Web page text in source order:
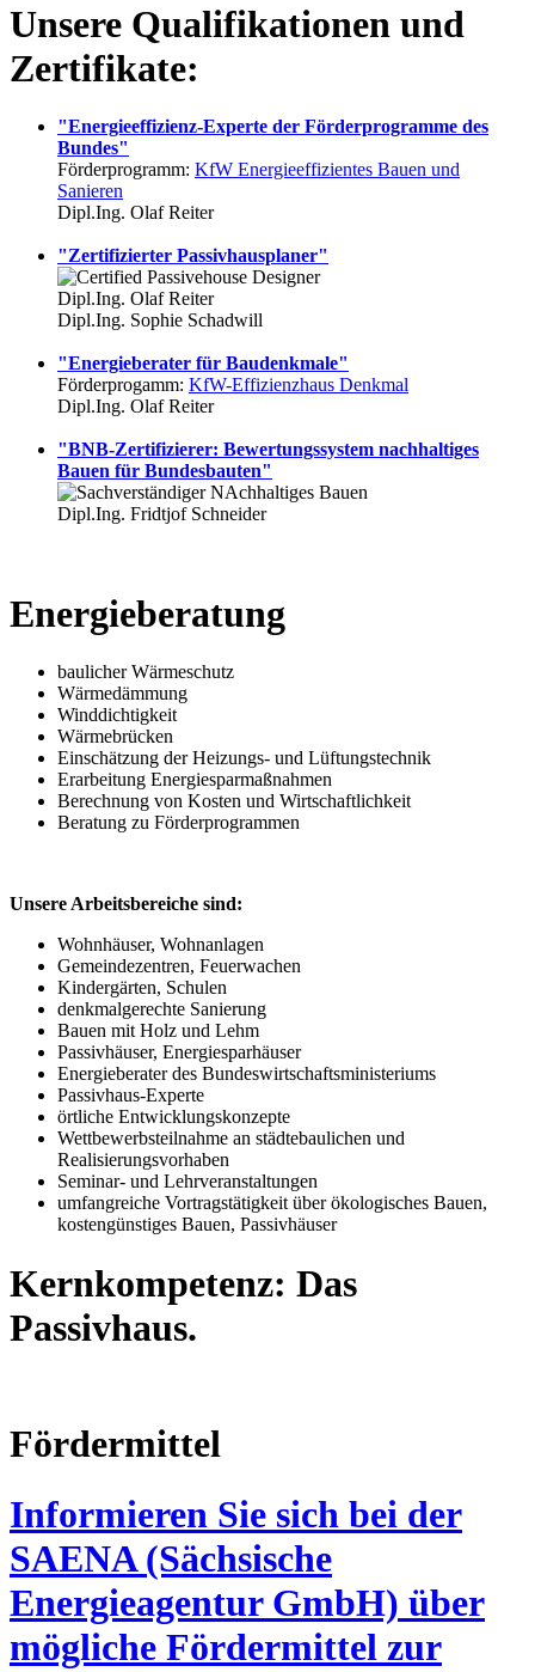
Unsere Qualifikationen und
Zertifikate:
"Energieeffizienz-Experte der Förderprogramme des
Bundes"
Förderprogramm: KfW Energieeffizientes Bauen und
Sanieren
Dipl.Ing. Olaf Reiter
"Zertifizierter Passivhausplaner"
Dipl.Ing. Olaf Reiter
Dipl.Ing. Sophie Schadwill
"Energieberater für Baudenkmale"
Förderprogamm: KfW-Effizienzhaus Denkmal
Dipl.Ing. Olaf Reiter
"BNB-Zertifizierer: Bewertungssystem nachhaltiges
Bauen für Bundesbauten"
Dipl.Ing. Fridtjof Schneider
Energieberatung
baulicher Wärmeschutz
Wärmedämmung
Winddichtigkeit
Wärmebrücken
Einschätzung der Heizungs- und Lüftungstechnik
Erarbeitung Energiesparmaßnahmen
Berechnung von Kosten und Wirtschaftlichkeit
Beratung zu Förderprogrammen
Unsere Arbeitsbereiche sind:
Wohnhäuser, Wohnanlagen
Gemeindezentren, Feuerwachen
Kindergärten, Schulen
denkmalgerechte Sanierung
Bauen mit Holz und Lehm
Passivhäuser, Energiesparhäuser
Energieberater des Bundeswirtschaftsministeriums
Passivhaus-Experte
örtliche Entwicklungskonzepte
Wettbewerbsteilnahme an städtebaulichen und
Realisierungsvorhaben
Seminar- und Lehrveranstaltungen
umfangreiche Vortragstätigkeit über ökologisches Bauen,
kostengünstiges Bauen, Passivhäuser
Kernkompetenz: Das
Passivhaus.
Fördermittel
Informieren Sie sich bei der
SAENA (Sächsische
Energieagentur GmbH) über
mögliche Fördermittel zur